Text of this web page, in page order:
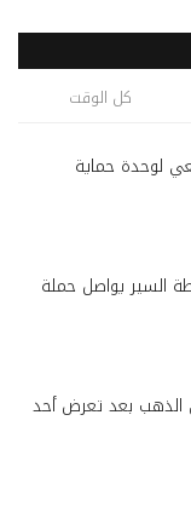
كل الوقت
لوحدة حماية
السير يواصل حملة
الذهب بعد تعرض أحد